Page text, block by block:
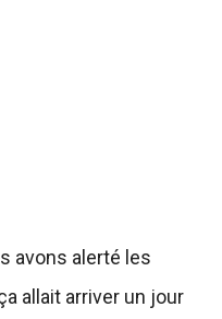
avons alerté les
allait arriver un jour